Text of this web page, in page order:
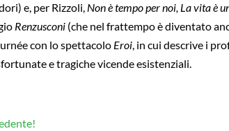
e, per Rizzoli, Non è tempo per noi, La vita è
Renzusconi (che nel frattempo è diventato
con lo spettacolo Eroi, in cui descrive i
e tragiche vicende esistenziali.